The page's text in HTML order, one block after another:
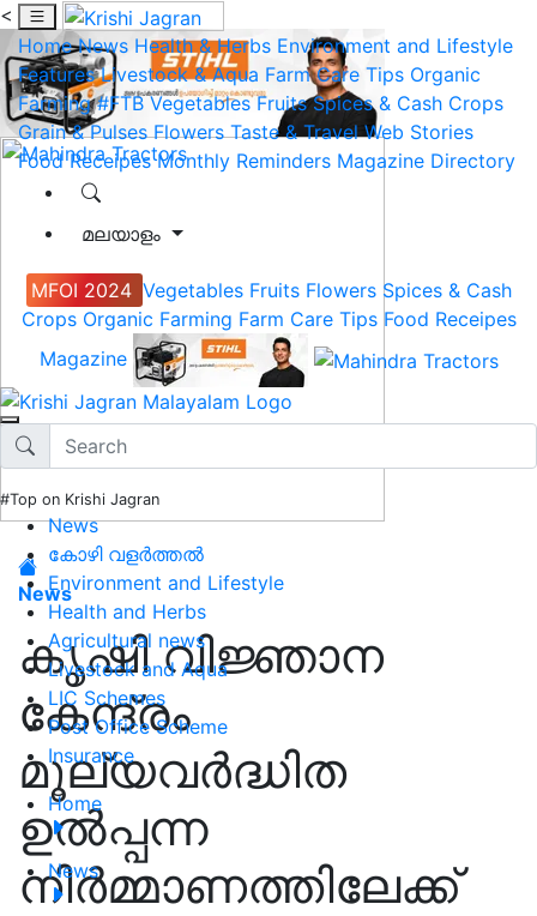
<
Home News Health & Herbs Environment and Lifestyle
Features Livestock & Aqua Farm Care Tips Organic
Farming #FTB Vegetables Fruits Spices & Cash Crops
Grain & Pulses Flowers Taste & Travel Web Stories
Food Receipes Monthly Reminders Magazine Directory
മലയാളം
MFOI 2024 Vegetables Fruits Flowers Spices & Cash
Crops Organic Farming Farm Care Tips Food Receipes
Magazine
#Top on Krishi Jagran
News
കോഴി വളർത്തൽ
Environment and Lifestyle
Health and Herbs
Agricultural news
Livestock and Aqua
LIC Schemes
Post Office Scheme
Insurance
Home
News
News
കൃഷി വിജ്ഞാന
കേന്ദ്രം
മൂല്യവര്‍ദ്ധിത
ഉല്‍പ്പന്ന
നിര്‍മ്മാണത്തിലേക്ക്